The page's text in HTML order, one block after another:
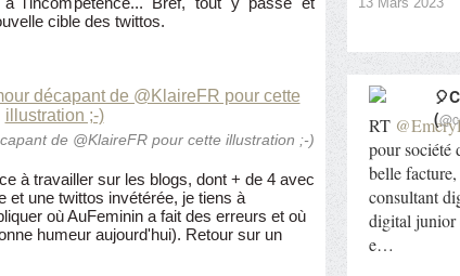
cible des twittos.
de @KlaireFR pour cette illustration ;-)
à travailler sur les blogs, dont + de 4 avec
et une twittos invétérée, je tiens à
où AuFeminin a fait des erreurs et où
humeur aujourd'hui). Retour sur un
RT
pour société
belle
consultant
digital junior
e…
(